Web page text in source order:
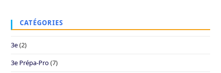
CATÉGORIES
3e(2)
3e Prépa-Pro(7)